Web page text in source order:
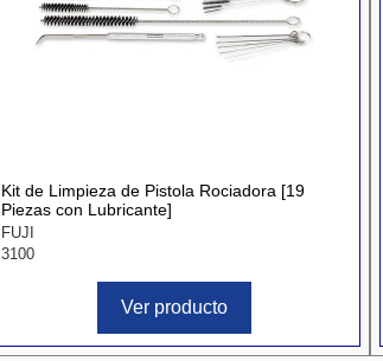
Kit de Limpieza de Pistola Rociadora [19
Piezas con Lubricante]
FUJI
3100
Ver producto